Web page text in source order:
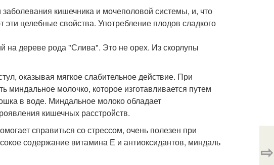
кишечника и мочеполовой системы, и, что
целебные свойства. Употребление плодов сладкого
на дереве рода "Слива". Это не орех. Из скорлупы
оказывая мягкое слабительное действие. При
миндальное молочко, которое изготавливается путем
в воде. Миндальное молоко обладает
кишечных расстройств.
справиться со стрессом, очень полезен при
содержание витамина Е и антиоксидантов, миндаль
⇨